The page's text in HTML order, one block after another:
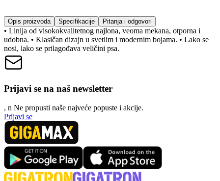
Opis proizvoda Specifikacije Pitanja i odgovori
• Linija od visokokvalitetnog najlona, veoma mekana, otporna i
udobna. • Klasičan dizajn u svetlim i modernim bojama. • Lako se
nosi, lako se prilagođava veličini psa.
Prijavi se na naš newsletter
, n Ne propusti naše najveće popuste i akcije.
Prijavi se